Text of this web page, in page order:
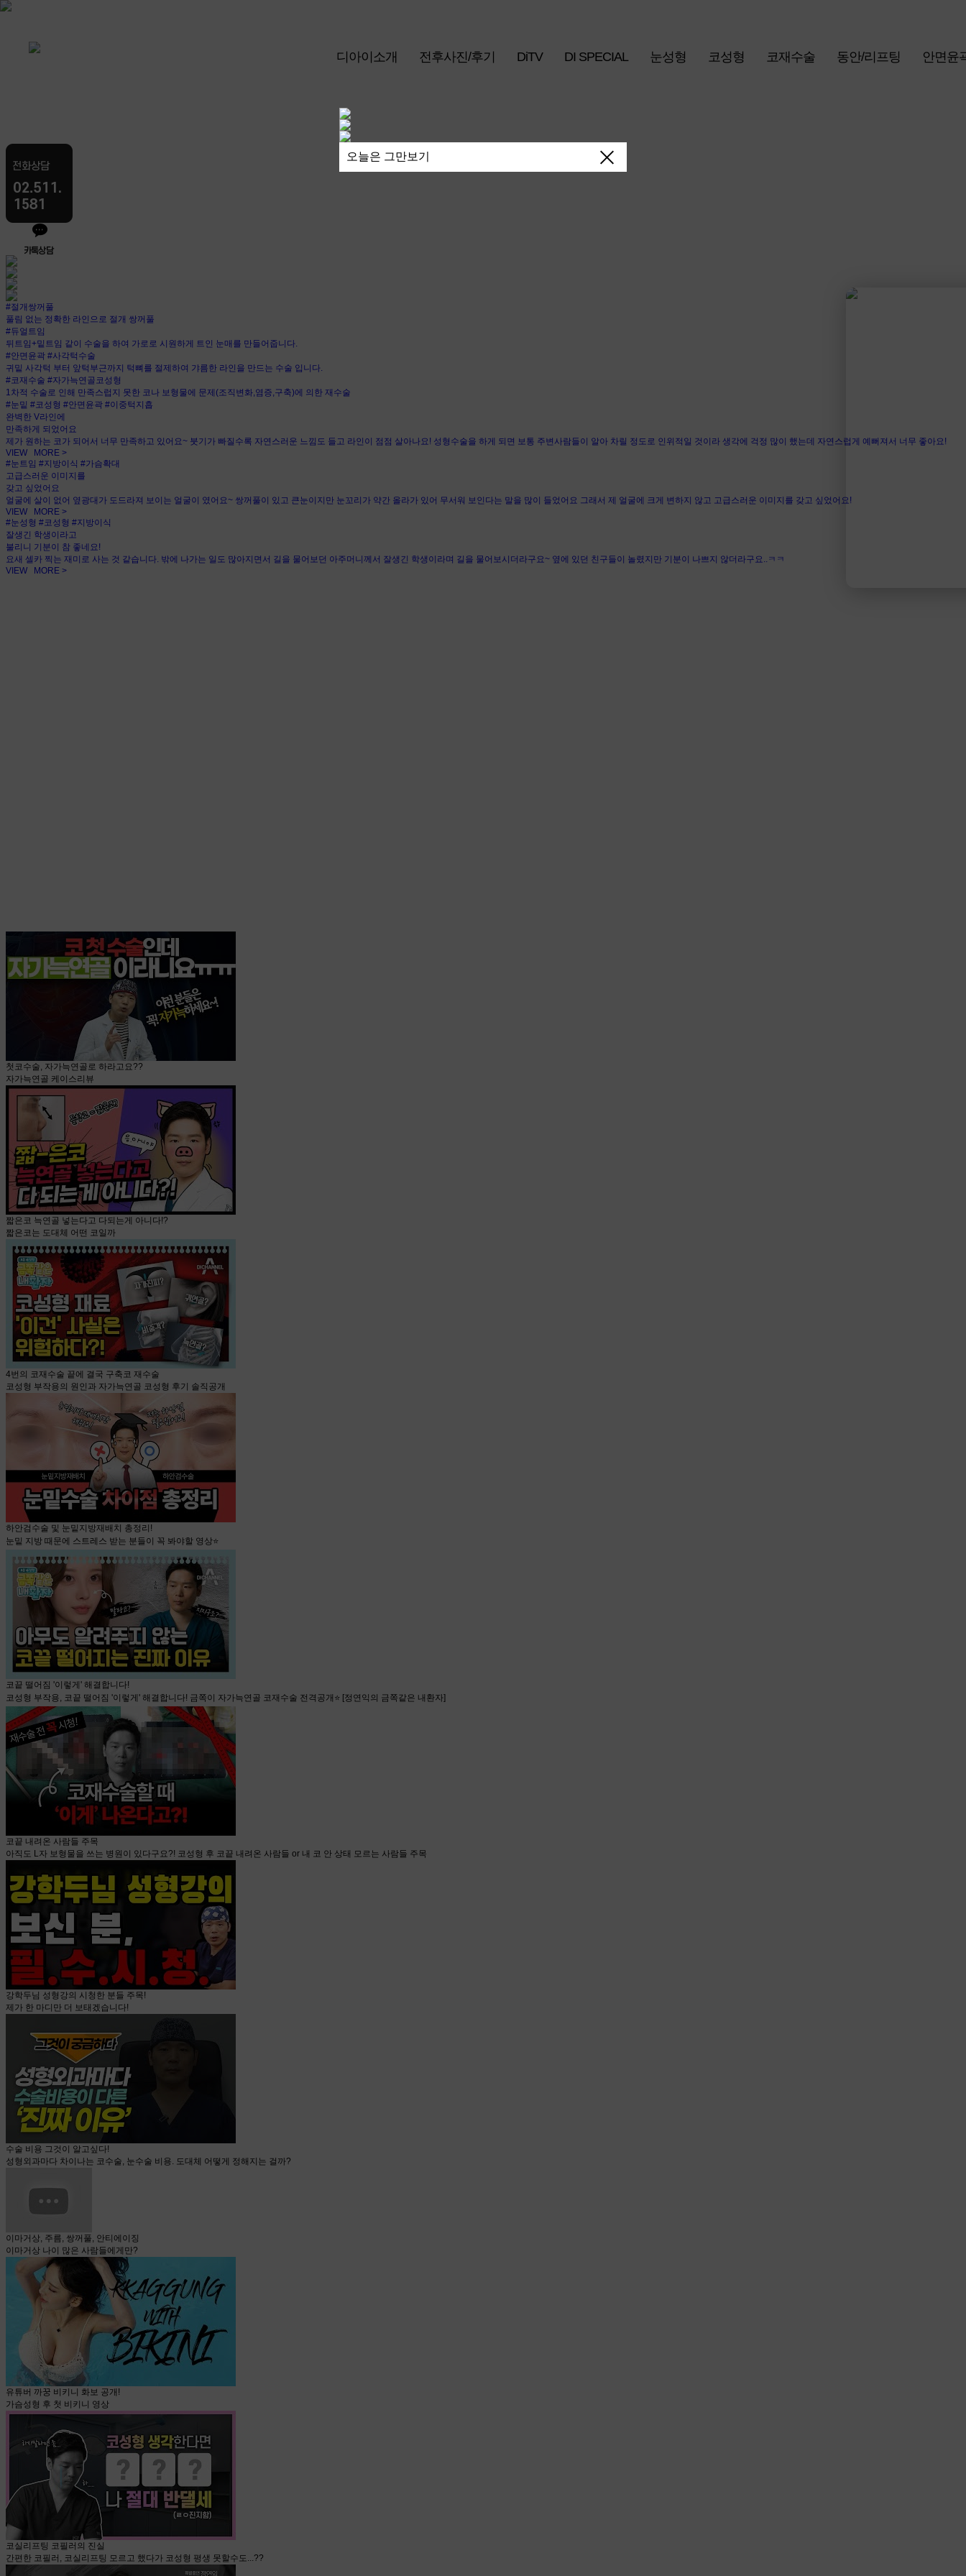
디아이소개 전후사진/후기 DiTV DI SPECIAL 눈성형 코성형 코재수술 동안/리프팅 안면윤
오늘은 그만보기
#절개쌍꺼풀
풀림 없는 정확한 라인으로 절개 쌍꺼풀
#듀얼트임
뒤트임+밑트임 같이 수술을 하여 가로로 시원하게 트인 눈매를 만들어줍니다.
#안면윤곽 #사각턱수술
귀밑 사각턱 부터 앞턱부근까지 턱뼈를 절제하여 갸름한 라인을 만드는 수술 입니다.
#코재수술 #자가늑연골코성형
1차적 수술로 인해 만족스럽지 못한 코나 보형물에 문제(조직변화,염증,구축)에 의한 재수술
#눈밑 #코성형 #안면윤곽 #이중턱지흡
완벽한 V라인에
만족하게 되었어요
제가 원하는 코가 되어서 너무 만족하고 있어요~ 붓기가 빠질수록 자연스러운 느낌도 들고 라인이 점점 살아나요! 성형수술을 하게 되면 보통 주변사람들이 알아 차릴 정도로 인위적일 것이라 생각에 걱정 많이 했는데 자연스럽게 예뻐져서 너무 좋아요!
VIEW MORE >
#눈트임 #지방이식 #가슴확대
고급스러운 이미지를
갖고 싶었어요
얼굴에 살이 없어 옆광대가 도드라져 보이는 얼굴이 였어요~ 쌍꺼풀이 있고 큰눈이지만 눈꼬리가 약간 올라가 있어 무서워 보인다는 말을 많이 들었어요 그래서 제 얼굴에 크게 변하지 않고 고급스러운 이미지를 갖고 싶었어요!
VIEW MORE >
#눈성형 #코성형 #지방이식
잘생긴 학생이라고
불리니 기분이 참 좋네요!
요새 셀카 찍는 재미로 사는 것 같습니다. 밖에 나가는 일도 많아지면서 길을 물어보던 아주머니께서 잘생긴 학생이라며 길을 물어보시더라구요~ 옆에 있던 친구들이 놀렸지만 기분이 나쁘지 않더라구요..ㅋㅋ
VIEW MORE >
첫코수술, 자가늑연골로 하라고요??
자가늑연골 케이스리뷰
짧은코 늑연골 넣는다고 다되는게 아니다!?
짧은코는 도대체 어떤 코일까
4번의 코재수술 끝에 결국 구축코 재수술
코성형 부작용의 원인과 자가늑연골 코성형 후기 솔직공개
하안검수술 및 눈밑지방재배치 총정리!
눈밑 지방 때문에 스트레스 받는 분들이 꼭 봐야할 영상⭐
코끝 떨어짐 '이렇게' 해결합니다!
코성형 부작용, 코끝 떨어짐 '이렇게' 해결합니다! 금쪽이 자가늑연골 코재수술 전격공개⭐ [정연익의 금쪽같은 내환자]
코끝 내려온 사람들 주목
아직도 L자 보형물을 쓰는 병원이 있다구요?! 코성형 후 코끝 내려온 사람들 or 내 코 안 상태 모르는 사람들 주목
강학두님 성형강의 시청한 분들 주목!
제가 한 마디만 더 보태겠습니다!
수술 비용 그것이 알고싶다!
성형외과마다 차이나는 코수술, 눈수술 비용. 도대체 어떻게 정해지는 걸까?
이마거상, 주름, 쌍꺼풀, 안티에이징
이마거상 나이 많은 사람들에게만?
유튜버 까꿍 비키니 화보 공개!
가슴성형 후 첫 비키니 영상
코실리프팅 코필러의 진실
간편한 코필러, 코실리프팅 모르고 했다가 코성형 평생 못할수도...??